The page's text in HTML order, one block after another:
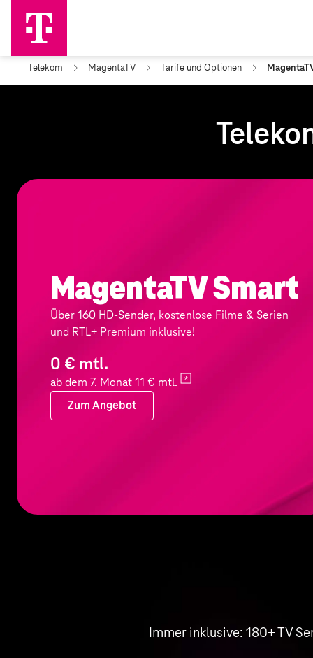
Telekom MagentaTV Tarife und Optionen
MagentaTV Smart
Über 160 HD-Sender, kostenlose Filme & Serien
und RTL+ Premium inklusive!
0 € mtl.
ab dem 7. Monat 11 € mtl.
Zum Angebot
Immer inklusive: 180+ TV